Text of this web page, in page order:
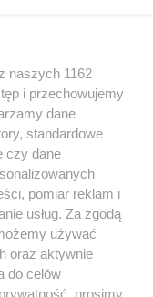
z portali
sięz nami
naszych 1162
i przechowujemy
dane
standardowe
czy dane
pomiar reklam i
usług. Za zgodą
używać
oraz aktywnie
do celów
prosimy